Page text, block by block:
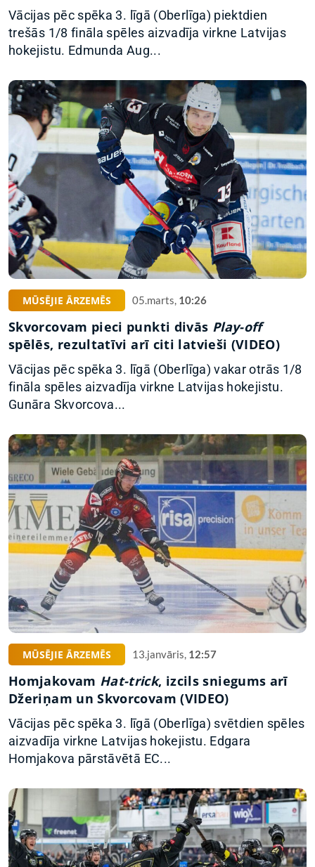
Vācijas pēc spēka 3. līgā (Oberlīga) piektdien
trešās 1/8 fināla spēles aizvadīja virkne Latvijas
hokejistu. Edmunda Aug...
MŪSĒJIE ĀRZEMĒS 05.marts, 10:26
Skvorcovam pieci punkti divās Play-off
spēlēs, rezultatīvi arī citi latvieši (VIDEO)
Vācijas pēc spēka 3. līgā (Oberlīga) vakar otrās 1/8
fināla spēles aizvadīja virkne Latvijas hokejistu.
Gunāra Skvorcova...
MŪSĒJIE ĀRZEMĒS 13.janvāris, 12:57
Homjakovam Hat-trick, izcils sniegums arī
Džeriņam un Skvorcovam (VIDEO)
Vācijas pēc spēka 3. līgā (Oberlīga) svētdien spēles
aizvadīja virkne Latvijas hokejistu. Edgara
Homjakova pārstāvētā EC...